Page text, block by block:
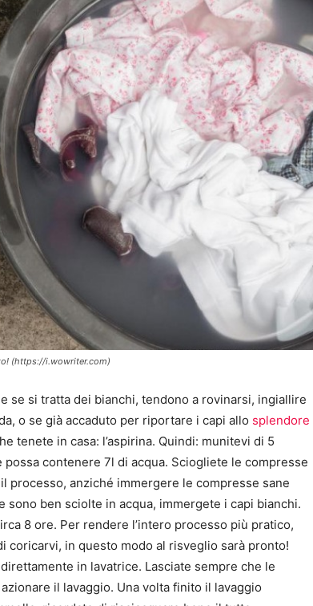
(https://i.wowriter.com)
se si tratta dei bianchi, tendono a rovinarsi, ingiallire
o se già accaduto per riportare i capi allo splendore
tenete in casa: l’aspirina. Quindi: munitevi di 5
possa contenere 7l di acqua. Sciogliete le compresse
processo, anziché immergere le compresse sane
ben sciolte in acqua, immergete i capi bianchi.
8 ore. Per rendere l’intero processo più pratico,
coricarvi, in questo modo al risveglio sarà pronto!
in lavatrice. Lasciate sempre che le
il lavaggio. Una volta finito il lavaggio